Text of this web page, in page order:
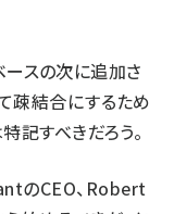
スの次に追加さ
疎結合にするため
記すべきだろう。
のCEO、Robert